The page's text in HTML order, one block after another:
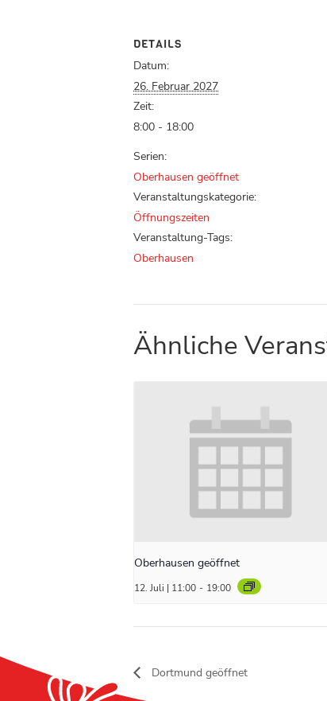
DETAILS
Datum:
26. Februar 2027
Zeit:
8:00 - 18:00
Serien:
Oberhausen geöffnet
Veranstaltungskategorie:
Öffnungszeiten
Veranstaltung-Tags:
Oberhausen
Ähnliche
Oberhausen geöffnet
12. Juli | 11:00 - 19:00
Dortmund geöffnet